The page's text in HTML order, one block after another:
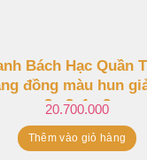
Bách Hạc Quần
đồng màu hun
2m3x1m2
20.700.000
Thêm vào giỏ hàng